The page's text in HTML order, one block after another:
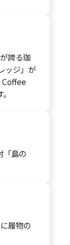
誇る珈
ッジ」が
Coffee
「島の
履物の